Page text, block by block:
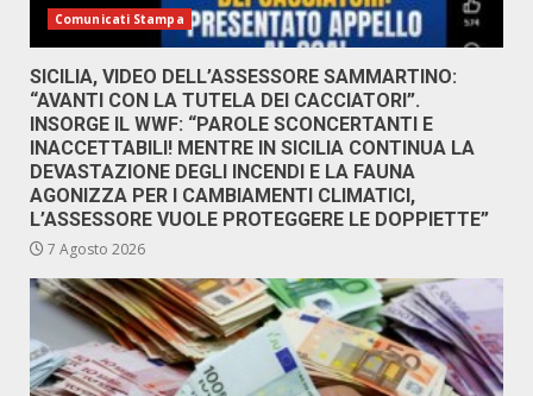
Comunicati Stampa
SICILIA, VIDEO DELL’ASSESSORE SAMMARTINO:
“AVANTI CON LA TUTELA DEI CACCIATORI”.
INSORGE IL WWF: “PAROLE SCONCERTANTI E
INACCETTABILI! MENTRE IN SICILIA CONTINUA LA
DEVASTAZIONE DEGLI INCENDI E LA FAUNA
AGONIZZA PER I CAMBIAMENTI CLIMATICI,
L’ASSESSORE VUOLE PROTEGGERE LE DOPPIETTE”
7 Agosto 2026